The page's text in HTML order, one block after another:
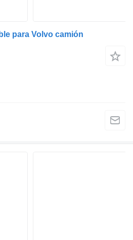
para Volvo camión